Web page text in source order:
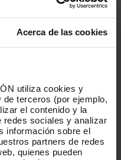
Acerca de las cookies
utiliza cookies y
terceros (por ejemplo,
el contenido y la
redes sociales y analizar
información sobre el
partners de redes
quienes pueden